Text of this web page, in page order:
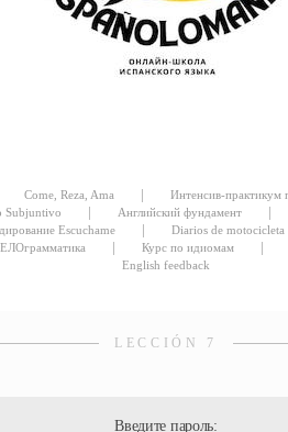
Come, Reza, Ama | Интенсив-практикум
Subjuntivo | Английский фундамент |
Escuchame | Diarios de motocicleta
| Курс по идиомам |
English feedback
LECCIÓN 7